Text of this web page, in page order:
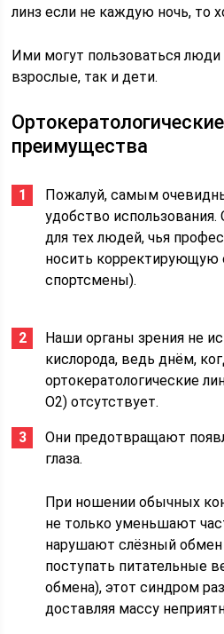
линз если не каждую ночь, то
Ими могут пользоваться люди
взрослые, так и дети.
преимущества
Пожалуй, самым
удобство
для тех людей, чья
носить корректирующую
спортсмены).
Наши органы зрения не
кислорода, ведь днём,
ортокератологические
O2) отсутствует.
Они предотвращают
глаза.
При ношении обычных
не только уменьшают
нарушают слёзный обмен
поступать питательные
обмена), этот синдром
доставляя массу